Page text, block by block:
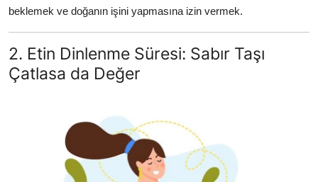
beklemek ve doğanın işini yapmasına izin vermek.
2. Etin Dinlenme Süresi: Sabır Taşı
Çatlasa da Değer